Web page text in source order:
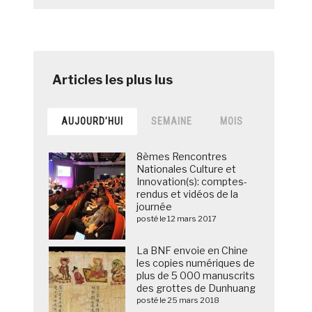
AUJOURD’HUI SEMAINE MOIS
8èmes Rencontres
Nationales Culture et
Innovation(s): comptes-
rendus et vidéos de la
journée
posté le 12 mars 2017
La BNF envoie en Chine
les copies numériques de
plus de 5 000 manuscrits
des grottes de Dunhuang
posté le 25 mars 2018